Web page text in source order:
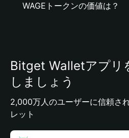
WAGEトークンの価値は？
Bitget Walletアプリ
しましょう
2,000万人のユーザーに信頼さ
レット